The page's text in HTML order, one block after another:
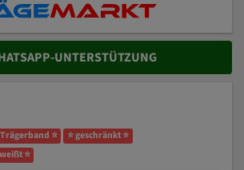
UNTERSTÜTZUNG
⭐
⭐ geschränkt ⭐
⭐